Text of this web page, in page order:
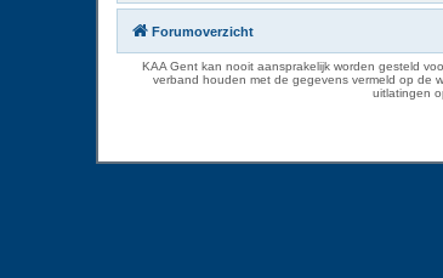
Forumoverzicht
KAA Gent kan nooit aansprakelijk worden gesteld
verband houden met de gegevens vermeld op de
uitlatingen